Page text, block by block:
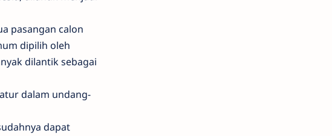
pasangan calon
dipilih oleh
dilantik sebagai
dalam undang-
dapat